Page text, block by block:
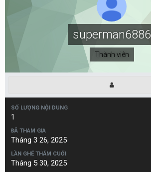
superman6886
Thành viên
SỐ LƯỢNG NỘI DUNG
1
ĐÃ THAM GIA
Tháng 3 26, 2025
LẦN GHÉ THĂM CUỐI
Tháng 5 30, 2025